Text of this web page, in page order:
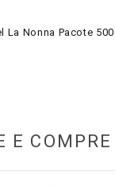
La Nonna Pacote
E